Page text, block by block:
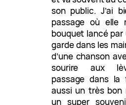
son public. J’ai
passage où elle
bouquet lancé
garde dans les
d’une chanson
sourire aux
passage dans la
aussi un très bon
un super